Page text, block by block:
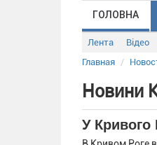
ГОЛОВНА
Лента Відео
Главная
Новини
У Кривого